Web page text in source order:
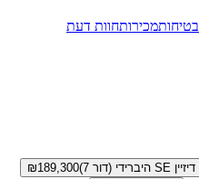
בטיחותמכירותחוות דעת
₪189,300